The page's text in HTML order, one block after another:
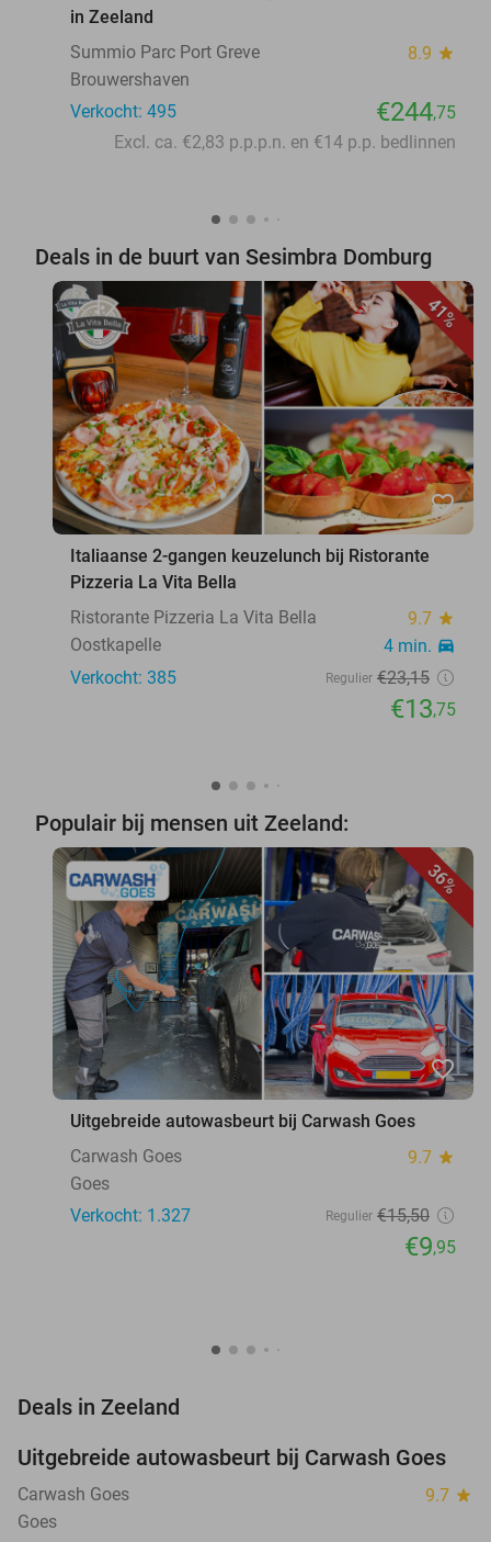
in Zeeland
Summio Parc Port Greve
8.9 star
Brouwershaven
Verkocht: 495
€244,75
Excl. ca. €2,83 p.p.p.n. en €14 p.p. bedlinnen
Deals in de buurt van Sesimbra Domburg
41%
favorite_border
Italiaanse 2-gangen keuzelunch bij Ristorante
Pizzeria La Vita Bella
Ristorante Pizzeria La Vita Bella
9.7 star
Oostkapelle 4 min. directions_car
Verkocht: 385 Regulier €23,15
€13,75
Populair bij mensen uit Zeeland:
36%
favorite_border
Uitgebreide autowasbeurt bij Carwash Goes
Carwash Goes
9.7 star
Goes
Verkocht: 1.327
Regulier €15,50
€9,95
Deals in Zeeland
36%
Uitgebreide autowasbeurt bij Carwash Goes
Carwash Goes 9.7 star
Goes